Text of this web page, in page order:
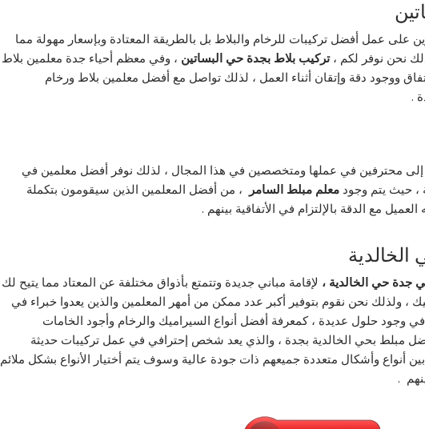
علی عمل أفضل تركيبات للرخام والبلاط بل بالطريقة المعتادة وبإسعار مهولة مما
نحن نوفر لكم ،تركيب بلاط بجدة حي البساتين ، وفي معظم أحياء جدة معلمين بلاط
ووجود دقة وإتقان أثناء العمل ، لذلك تواصل مع أفضل معلمين بلاط ورخام
.
إلی محترفين في عملها ومتخصصين في هذا المجال ، لذلك نوفر أفضل معلمين في
، حيث يتم وجود معلم مبلط السامر
، من أفضل المعلمين الذين سيقومون بتكملة
مع الدقة بالإلتزام في الأتفاقية بينهم .
جدة حي الخالدية ، لإقامة مباني جديدة وتتمتع بأذواق مختلفة عن المعتاد مما يتيح لك
نحن نقوم بتوفير أكبر عدد ممكن من أمهر المعلمين والذين يعدوا خبراء في
وجود حلول عديدة ، كمعرفة أفضل أنواع السيراميك والرخام وأجود الخامات
مبلط بحي الخالدية بجدة ، والذي يعد شخص إحترافي في عمل تركيبات حديثة
أنواع وأشكال متعددة جميعهم ذات جودة عالية وسوف يتم أختيار الأنواع بشكل ملائم
.